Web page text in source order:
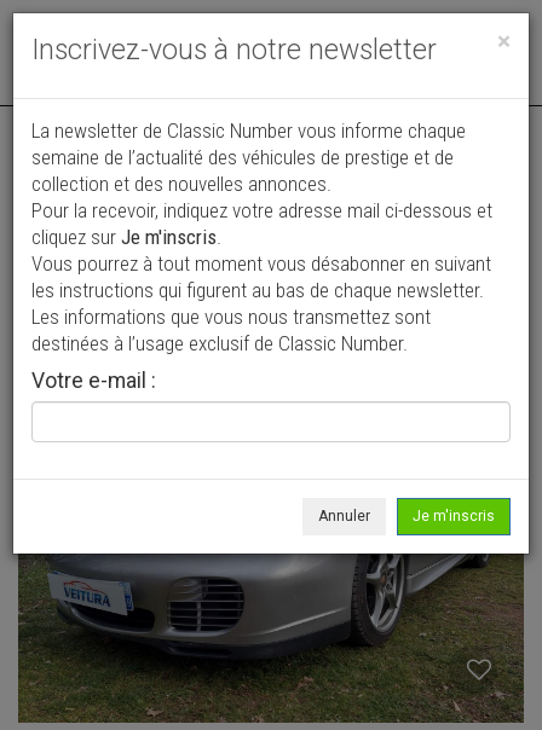
Toggle
Annonce actualisée le 05/08/2026 ( il y a 3 jours )
Porsche 996 CARRERA 3.6 40 ème
anniversaire
56 000 €
2004 Coupé 86 600 km
×
Inscrivez-vous à notre newsletter
La newsletter de Classic Number vous informe chaque
semaine de l’actualité des véhicules de prestige et de
collection et des nouvelles annonces.
Pour la recevoir, indiquez votre adresse mail ci-dessous et
cliquez sur Je m'inscris.
Vous pourrez à tout moment vous désabonner en suivant
les instructions qui figurent au bas de chaque newsletter.
Les informations que vous nous transmettez sont
destinées à l’usage exclusif de Classic Number.
Votre e-mail :
Annuler Je m'inscris